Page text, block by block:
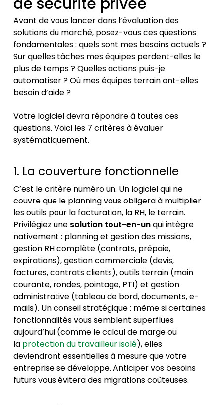
Avant de vous lancer dans l’évaluation des
solutions du marché, posez-vous ces questions
fondamentales : quels sont mes besoins actuels ?
Sur quelles tâches mes équipes perdent-elles le
plus de temps ? Quelles actions puis-je
automatiser ? Où mes équipes terrain ont-elles
besoin d’aide ?
Votre logiciel devra répondre à toutes ces
questions. Voici les 7 critères à évaluer
systématiquement.
1. La couverture fonctionnelle
C’est le critère numéro un. Un logiciel qui ne
couvre que le planning vous obligera à multiplier
les outils pour la facturation, la RH, le terrain.
Privilégiez une solution tout-en-unqui intègre
nativement : planning et gestion des missions,
gestion RH complète (contrats, prépaie,
expirations), gestion commerciale (devis,
factures, contrats clients), outils terrain (main
courante, rondes, pointage, PTI) et gestion
administrative (tableau de bord, documents, e-
mails). Un conseil stratégique : même si certaines
fonctionnalités vous semblent superflues
aujourd’hui (comme le calcul de marge ou
la protection du travailleur isolé), elles
deviendront essentielles à mesure que votre
entreprise se développe. Anticiper vos besoins
futurs vous évitera des migrations coûteuses.